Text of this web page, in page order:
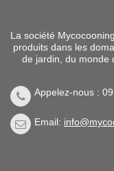
La société
produits dans les
de jardin, du monde
Appelez-nous :
Email: